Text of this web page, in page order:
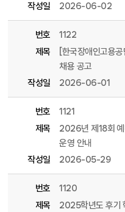
작성일
2026-06-02
번호
1122
제목
[한국장애인고용
채용 공고
작성일
2026-06-01
번호
1121
제목
2026년 제18회 예
운영 안내
작성일
2026-05-29
번호
1120
제목
2025학년도 후기